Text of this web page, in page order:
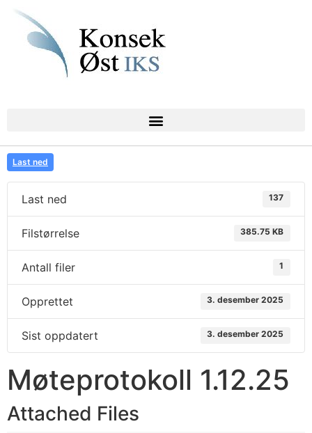
Last ned
Last ned 137
Filstørrelse 385.75 KB
Antall filer 1
Opprettet 3. desember 2025
Sist oppdatert 3. desember 2025
Møteprotokoll 1.12.25
Attached Files